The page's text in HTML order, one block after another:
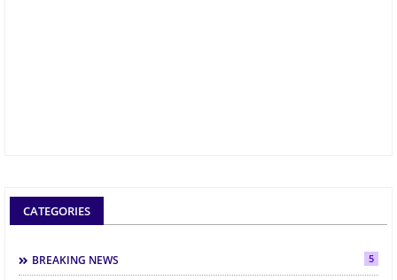
CATEGORIES
BREAKING NEWS 5